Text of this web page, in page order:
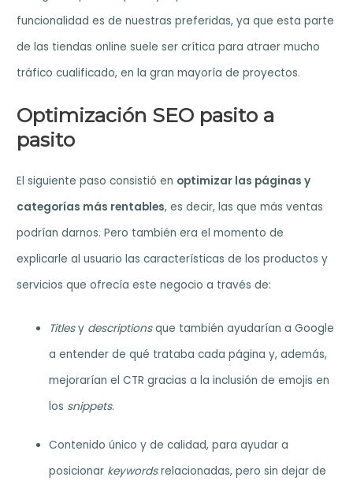
funcionalidad es de nuestras preferidas, ya que esta parte
de las tiendas online suele ser crítica para atraer mucho
tráfico cualificado, en la gran mayoría de proyectos.
Optimización SEO pasito a
pasito
El siguiente paso consistió en optimizar las páginas y
categorías más rentables, es decir, las que más ventas
podrían darnos. Pero también era el momento de
explicarle al usuario las características de los productos y
servicios que ofrecía este negocio a través de:
Titlesy descriptionsque también ayudarían a Google
a entender de qué trataba cada página y, además,
mejorarían el CTR gracias a la inclusión de emojis en
los snippets.
Contenido único y de calidad, para ayudar a
posicionar keywordsrelacionadas, pero sin dejar de